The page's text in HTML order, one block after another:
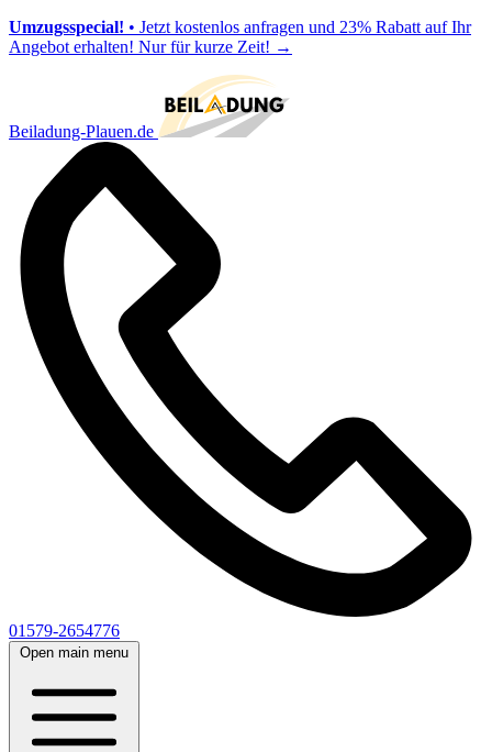
Umzugsspecial! • Jetzt kostenlos anfragen und 23% Rabatt auf Ihr
Angebot erhalten! Nur für kurze Zeit! →
Beiladung-Plauen.de
01579-2654776
Open main menu